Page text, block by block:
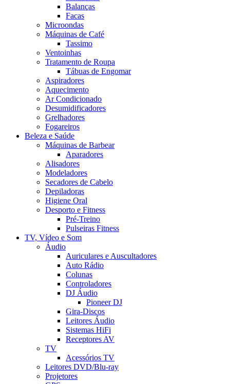
Balanças
Facas
Microondas
Máquinas de Café
Tassimo
Ventoinhas
Tratamento de Roupa
Tábuas de Engomar
Aspiradores
Aquecimento
Ar Condicionado
Desumidificadores
Grelhadores
Fogareiros
Beleza e Saúde
Máquinas de Barbear
Aparadores
Alisadores
Modeladores
Secadores de Cabelo
Depiladoras
Higiene Oral
Desporto e Fitness
Pré-Treino
Pulseiras Fitness
TV, Vídeo e Som
Áudio
Auriculares e Auscultadores
Auto Rádio
Colunas
Controladores
DJ Áudio
Pioneer DJ
Gira-Discos
Leitores Áudio
Sistemas HiFi
Receptores AV
TV
Acessórios TV
Leitores DVD/Blu-ray
Projetores